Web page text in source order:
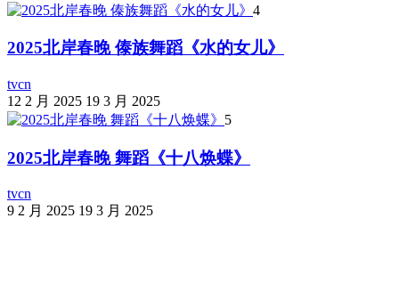
4
2025北岸春晚 傣族舞蹈《水的女儿》
tvcn
12 2 月 2025 19 3 月 2025
5
2025北岸春晚 舞蹈《十八焕蝶》
tvcn
9 2 月 2025 19 3 月 2025